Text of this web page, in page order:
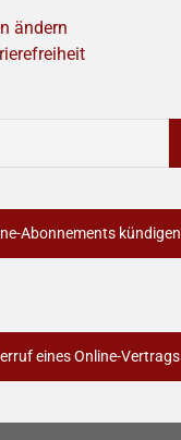
ändern
Abonnements kündigen
eines Online-Vertrags